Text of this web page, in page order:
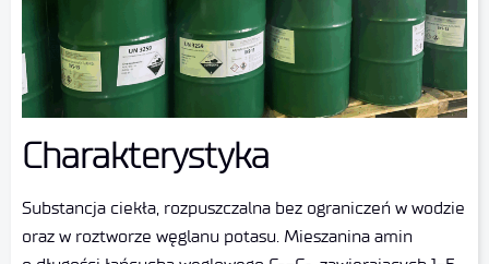
Charakterystyka
Substancja ciekła, rozpuszczalna bez ograniczeń w wodzie
oraz w roztworze węglanu potasu. Mieszanina amin